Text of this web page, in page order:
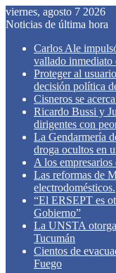
viernes, agosto 7 2026
Noticias de última hora
Carlos Ale
vallado inmediato
Proteger al
decisión política
Cisneros se
Ricardo Bussi y
dirigentes con
La Gendarmería
droga ocultos en
A los
Las reformas de
electrodomésticos.
“El ERSEPT es
Gobierno”
La UNSTA
Tucumán
Cientos de
Fuego